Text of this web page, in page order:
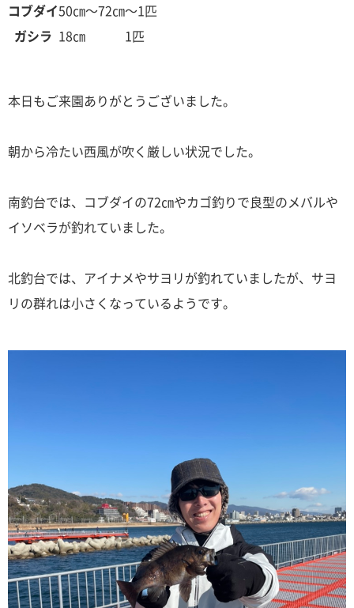
コブダイ50㎝～72㎝～1匹
ガシラ 18㎝ 1匹
本日もご来園ありがとうございました。
朝から冷たい西風が吹く厳しい状況でした。
南釣台では、コブダイの72㎝やカゴ釣りで良型のメバルや
イソベラが釣れていました。
北釣台では、アイナメやサヨリが釣れていましたが、サヨ
リの群れは小さくなっているようです。